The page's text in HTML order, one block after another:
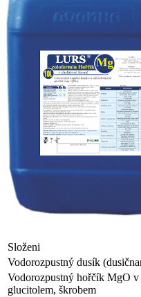
Složeni
Vodorozpustný dusík
Vodorozpustný hořčík MgО v
glucitolem, škrobem